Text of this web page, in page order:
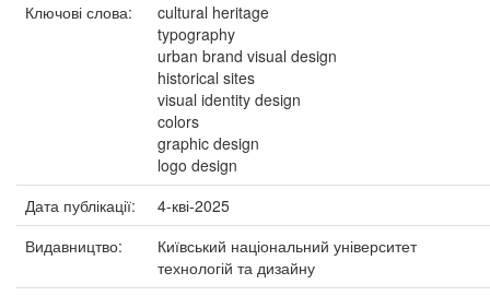
Ключові слова:
cultural heritage
typography
urban brand visual design
historical sites
visual identity design
colors
graphic design
logo design
Дата публікації:
4-кві-2025
Видавництво:
Київський національний університет
технологій та дизайну